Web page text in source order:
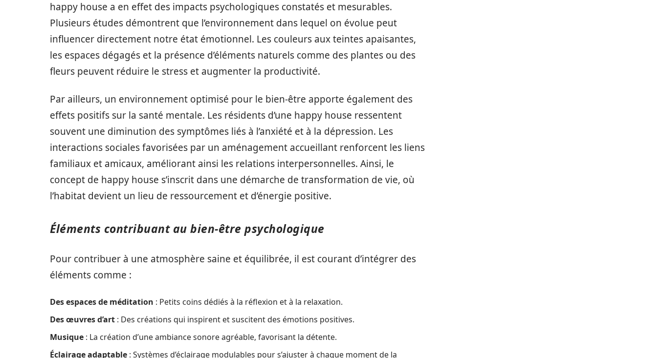
happy house a en effet des impacts psychologiques constatés et mesurables.
Plusieurs études démontrent que l’environnement dans lequel on évolue peut
influencer directement notre état émotionnel. Les couleurs aux teintes apaisantes,
les espaces dégagés et la présence d’éléments naturels comme des plantes ou des
fleurs peuvent réduire le stress et augmenter la productivité.
Par ailleurs, un environnement optimisé pour le bien-être apporte également des
effets positifs sur la santé mentale. Les résidents d’une happy house ressentent
souvent une diminution des symptômes liés à l’anxiété et à la dépression. Les
interactions sociales favorisées par un aménagement accueillant renforcent les liens
familiaux et amicaux, améliorant ainsi les relations interpersonnelles. Ainsi, le
concept de happy house s’inscrit dans une démarche de transformation de vie, où
l’habitat devient un lieu de ressourcement et d’énergie positive.
Éléments contribuant au bien-être psychologique
Pour contribuer à une atmosphère saine et équilibrée, il est courant d’intégrer des
éléments comme :
Des espaces de méditation : Petits coins dédiés à la réflexion et à la relaxation.
Des œuvres d’art : Des créations qui inspirent et suscitent des émotions positives.
Musique : La création d’une ambiance sonore agréable, favorisant la détente.
Éclairage adaptable : Systèmes d’éclairage modulables pour s’ajuster à chaque moment de la